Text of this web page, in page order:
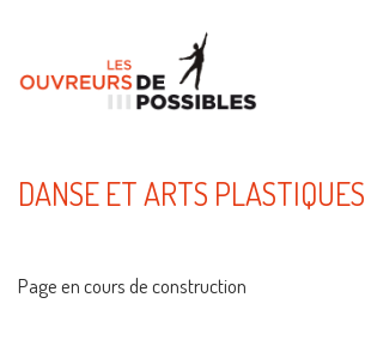
DANSE ET ARTS PLASTIQUES
Page en cours de construction